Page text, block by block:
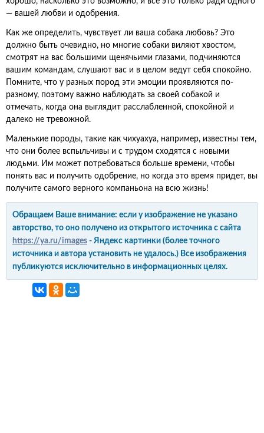
— вашей любви и одобрения.
Как же определить, чувствует ли ваша собака любовь? Это
должно быть очевидно, но многие собаки виляют хвостом,
смотрят на вас большими щенячьими глазами, подчиняются
вашим командам, слушают вас и в целом ведут себя спокойно.
Помните, что у разных пород эти эмоции проявляются по-
разному, поэтому важно наблюдать за своей собакой и
отмечать, когда она выглядит расслабленной, спокойной и
далеко не тревожной.
Маленькие породы, такие как чихуахуа, например, известны тем,
что они более вспыльчивы и с трудом сходятся с новыми
людьми. Им может потребоваться больше времени, чтобы
понять вас и получить одобрение, но когда это время придет, вы
получите самого верного компаньона на всю жизнь!
Обращаем Ваше внимание: если у изображение не указано
авторство, то оно получено из открытого источника с сайта
https://ya.ru/images - Яндекс картинки (более точного
источника и автора установить не удалось.) Все изображения
публикуются исключительно в информационных целях.